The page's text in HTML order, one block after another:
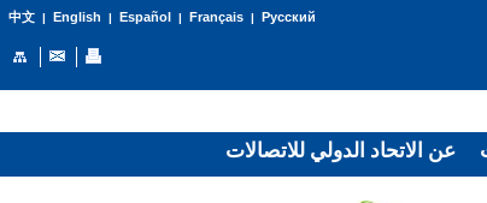
中文| English | Español | Français| Русский
عن الاتحاد الدولي للاتصالات